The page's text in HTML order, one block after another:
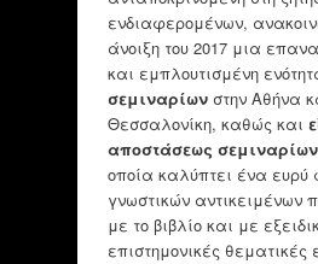
ενδιαφερομένων,
άνοιξη του 2017 μια
και εμπλουτισμένη
σεμιναρίωνστην Αθήνα
Θεσσαλονίκη, καθώς και
αποστάσεως σεμιναρίων
οποία καλύπτει ένα
γνωστικών αντικειμένων
με το βιβλίο και με
επιστημονικές θεματικές